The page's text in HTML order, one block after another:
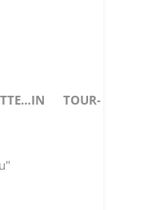
TOUR-